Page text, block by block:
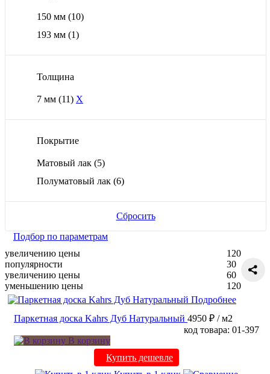
150 мм (10)
193 мм (1)
Толщина
7 мм (11) X
Покрытие
Матовый лак (5)
Полуматовый лак (6)
Сбросить
Подбор по параметрам
увеличению цены
популярности
увеличению цены
уменьшению цены
120
30
60
120
Подробнее
Паркетная доска Kahrs Дуб Натуральный 4950 ₽ / м2
код товара: 01-397
В корзину
Купить дешевле